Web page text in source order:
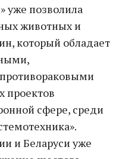
уже позволила
животных и
который обладает
проектов
сфере, среди
и Беларуси уже